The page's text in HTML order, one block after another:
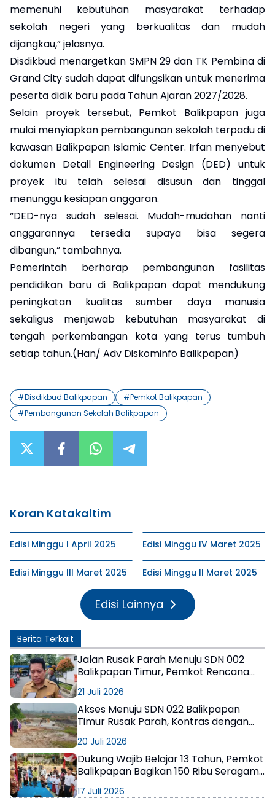
memenuhi kebutuhan masyarakat terhadap
sekolah negeri yang berkualitas dan mudah
dijangkau,” jelasnya.
Disdikbud menargetkan SMPN 29 dan TK Pembina di
Grand City sudah dapat difungsikan untuk menerima
peserta didik baru pada Tahun Ajaran 2027/2028.
Selain proyek tersebut, Pemkot Balikpapan juga
mulai menyiapkan pembangunan sekolah terpadu di
kawasan Balikpapan Islamic Center. Irfan menyebut
dokumen Detail Engineering Design (DED) untuk
proyek itu telah selesai disusun dan tinggal
menunggu kesiapan anggaran.
“DED-nya sudah selesai. Mudah-mudahan nanti
anggarannya tersedia supaya bisa segera
dibangun,” tambahnya.
Pemerintah berharap pembangunan fasilitas
pendidikan baru di Balikpapan dapat mendukung
peningkatan kualitas sumber daya manusia
sekaligus menjawab kebutuhan masyarakat di
tengah perkembangan kota yang terus tumbuh
setiap tahun.(Han/ Adv Diskominfo Balikpapan)
#Disdikbud Balikpapan #Pemkot Balikpapan
#Pembangunan Sekolah Balikpapan
Koran Katakaltim
Edisi Minggu I April 2025 Edisi Minggu IV Maret 2025
Edisi Minggu III Maret 2025 Edisi Minggu II Maret 2025
Edisi Lainnya
Berita Terkait
Jalan Rusak Parah Menuju SDN 002
Balikpapan Timur, Pemkot Rencana
21 Juli 2026
Akses Menuju SDN 022 Balikpapan
Timur Rusak Parah, Kontras dengan
20 Juli 2026
Dukung Wajib Belajar 13 Tahun, Pemkot
Balikpapan Bagikan 150 Ribu Seragam
17 Juli 2026